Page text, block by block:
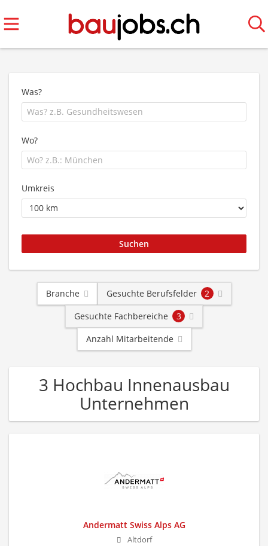
Was?
Wo?
Umkreis
Branche Gesuchte Berufsfelder
2
Gesuchte Fachbereiche
3
Anzahl Mitarbeitende
3 Hochbau Innenausbau
Unternehmen
Andermatt Swiss Alps AG
Altdorf